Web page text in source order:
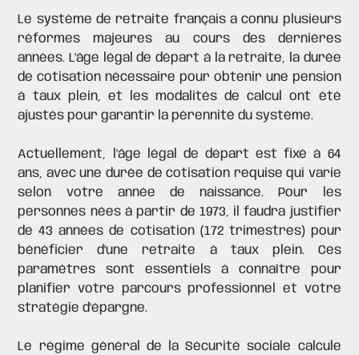
Le système de retraite français a connu plusieurs
réformes majeures au cours des dernières
années. L'âge légal de départ à la retraite, la durée
de cotisation nécessaire pour obtenir une pension
à taux plein, et les modalités de calcul ont été
ajustés pour garantir la pérennité du système.
Actuellement, l'âge légal de départ est fixé à 64
ans, avec une durée de cotisation requise qui varie
selon votre année de naissance. Pour les
personnes nées à partir de 1973, il faudra justifier
de 43 années de cotisation (172 trimestres) pour
bénéficier d'une retraite à taux plein. Ces
paramètres sont essentiels à connaître pour
planifier votre parcours professionnel et votre
stratégie d'épargne.
Le régime général de la Sécurité sociale calcule